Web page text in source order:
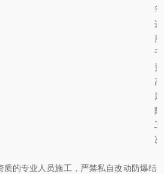
等
适
用
于
更
高
风
险
工
质的专业人员施工，严禁私自改动防爆结